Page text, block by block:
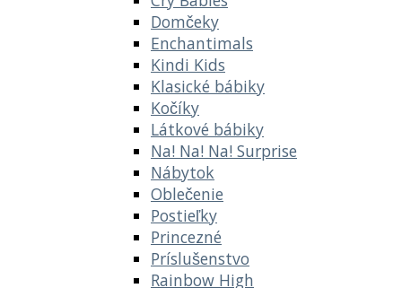
Domčeky
Enchantimals
Kindi Kids
Klasické bábiky
Kočíky
Látkové bábiky
Na! Na! Na! Surprise
Nábytok
Oblečenie
Postieľky
Princezné
Príslušenstvo
Rainbow High